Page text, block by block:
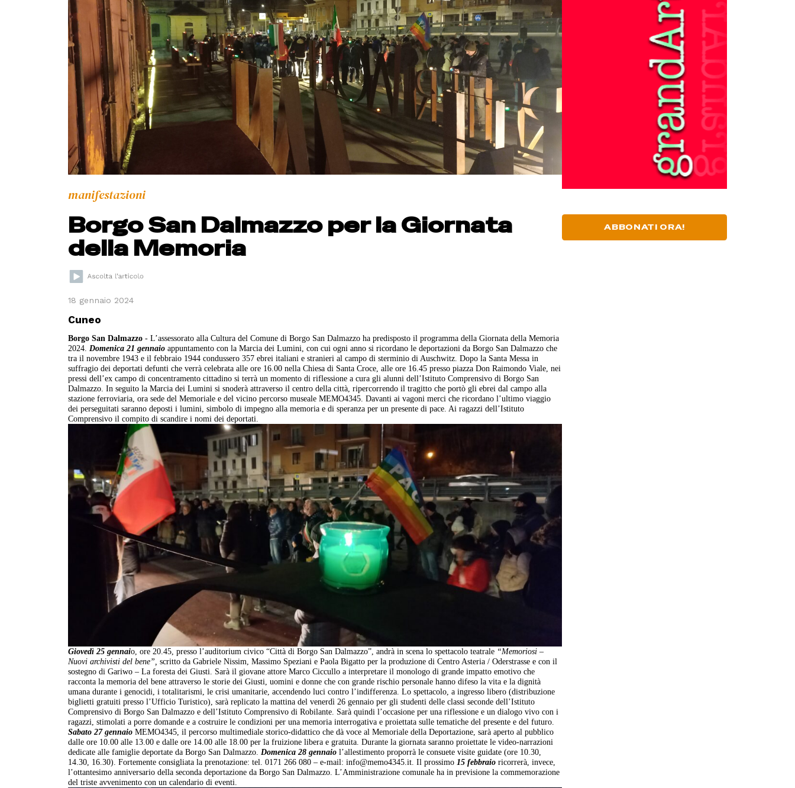
manifestazioni
Borgo San Dalmazzo per la Giornata
della Memoria
18 gennaio 2024
Cuneo
Borgo San Dalmazzo - L’assessorato alla Cultura del Comune di Borgo San Dalmazzo ha predisposto il programma della Giornata della Memoria
2024.Domenica 21 gennaio appuntamento con la Marcia dei Lumini, con cui ogni anno si ricordano le deportazioni da Borgo San Dalmazzo che
tra il novembre 1943 e il febbraio 1944 condussero 357 ebrei italiani e stranieri al campo di sterminio di Auschwitz. Dopo la Santa Messa in
suffragio dei deportati defunti che verrà celebrata alle ore 16.00 nella Chiesa di Santa Croce, alle ore 16.45 presso piazza Don Raimondo Viale, nei
pressi dell’ex campo di concentramento cittadino si terrà un momento di riflessione a cura gli alunni dell’Istituto Comprensivo di Borgo San
Dalmazzo. In seguito la Marcia dei Lumini si snoderà attraverso il centro della città, ripercorrendo il tragitto che portò gli ebrei dal campo alla
stazione ferroviaria, ora sede del Memoriale e del vicino percorso museale MEMO4345. Davanti ai vagoni merci che ricordano l’ultimo viaggio
dei perseguitati saranno deposti i lumini, simbolo di impegno alla memoria e di speranza per un presente di pace. Ai ragazzi dell’Istituto
Comprensivo il compito di scandire i nomi dei deportati.
Giovedì 25 gennaio, ore 20.45, presso l’auditorium civico “Città di Borgo San Dalmazzo”, andrà in scena lo spettacolo teatrale “Memoriosi –
Nuovi archivisti del bene”, scritto da Gabriele Nissim, Massimo Speziani e Paola Bigatto per la produzione di Centro Asteria / Oderstrasse e con il
sostegno di Gariwo – La foresta dei Giusti. Sarà il giovane attore Marco Ciccullo a interpretare il monologo di grande impatto emotivo che
racconta la memoria del bene attraverso le storie dei Giusti, uomini e donne che con grande rischio personale hanno difeso la vita e la dignità
umana durante i genocidi, i totalitarismi, le crisi umanitarie, accendendo luci contro l’indifferenza. Lo spettacolo, a ingresso libero (distribuzione
biglietti gratuiti presso l’Ufficio Turistico), sarà replicato la mattina del venerdì 26 gennaio per gli studenti delle classi seconde dell’Istituto
Comprensivo di Borgo San Dalmazzo e dell’Istituto Comprensivo di Robilante. Sarà quindi l’occasione per una riflessione e un dialogo vivo con i
ragazzi, stimolati a porre domande e a costruire le condizioni per una memoria interrogativa e proiettata sulle tematiche del presente e del futuro.
Sabato 27 gennaio MEMO4345, il percorso multimediale storico-didattico che dà voce al Memoriale della Deportazione, sarà aperto al pubblico
dalle ore 10.00 alle 13.00 e dalle ore 14.00 alle 18.00 per la fruizione libera e gratuita. Durante la giornata saranno proiettate le video-narrazioni
dedicate alle famiglie deportate da Borgo San Dalmazzo.Domenica 28 gennaio l’allestimento proporrà le consuete visite guidate (ore 10.30,
14.30, 16.30). Fortemente consigliata la prenotazione: tel. 0171 266 080 – e-mail: info@memo4345.it. Il prossimo15 febbraio ricorrerà, invece,
l’ottantesimo anniversario della seconda deportazione da Borgo San Dalmazzo. L’Amministrazione comunale ha in previsione la commemorazione
del triste avvenimento con un calendario di eventi.
ABBONATI ORA!